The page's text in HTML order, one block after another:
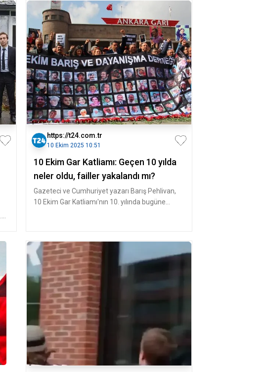
https://t24.com.tr
10 Ekim 2025 10:51
10 Ekim Gar Katliamı: Geçen 10 yılda
neler oldu, failler yakalandı mı?
Gazeteci ve Cumhuriyet yazarı Barış Pehlivan,
10 Ekim Gar Katliamı'nın 10. yılında bugüne